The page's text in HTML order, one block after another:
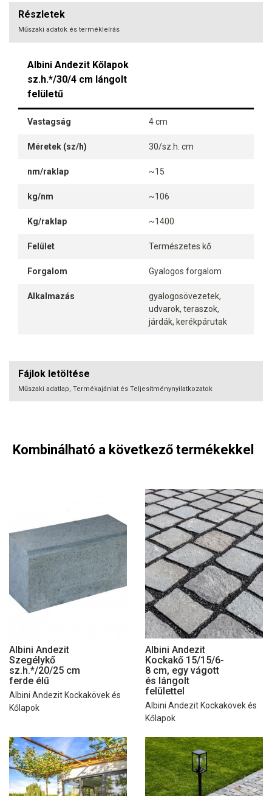
Részletek
Műszaki adatok és termékleírás
Albini Andezit Kőlapok
sz.h.*/30/4 cm lángolt
felületű
Vastagság 4 cm
Méretek (sz/h) 30/sz.h. cm
nm/raklap ~15
kg/nm ~106
Kg/raklap ~1400
Felület Természetes kő
Forgalom Gyalogos forgalom
Alkalmazás
gyalogosövezetek,
udvarok, teraszok,
járdák, kerékpárutak
Fájlok letöltése
Műszaki adatlap, Termékajánlat és Teljesítménynyilatkozatok
Kombinálható a következő termékekkel
Albini Andezit
Szegélykő
sz.h.*/20/25 cm
ferde élű
Albini Andezit Kockakövek és
Kőlapok
Albini Andezit
Kockakő 15/15/6-
8 cm, egy vágott
és lángolt
felülettel
Albini Andezit Kockakövek és
Kőlapok